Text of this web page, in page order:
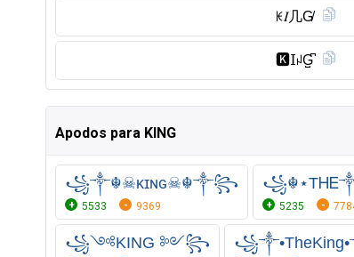
ꀘ𝐼几G̸
🅺︎𝖨ꈤG̺͆
Apodos para KING
꧁༒☬☠κɪɴɢ☠︎☬༒꧂
5533 9369 5235
꧁༺KING ༻꧂